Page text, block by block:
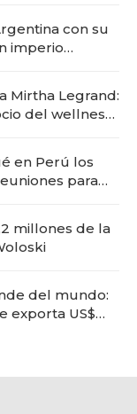
con su
imperio
Mirtha Legrand:
del wellness
en Perú los
para
millones de la
del mundo:
exporta US$